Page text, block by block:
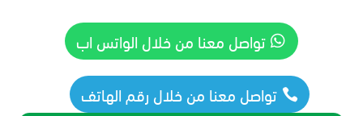
تواصل معنا من خلال الواتس اب
تواصل معنا من خلال رقم الهاتف